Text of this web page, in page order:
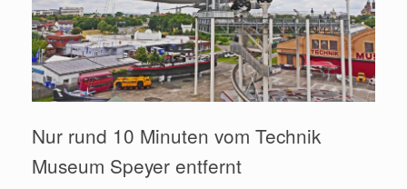
Nur rund 10 Minuten vom Technik
Museum Speyer entfernt